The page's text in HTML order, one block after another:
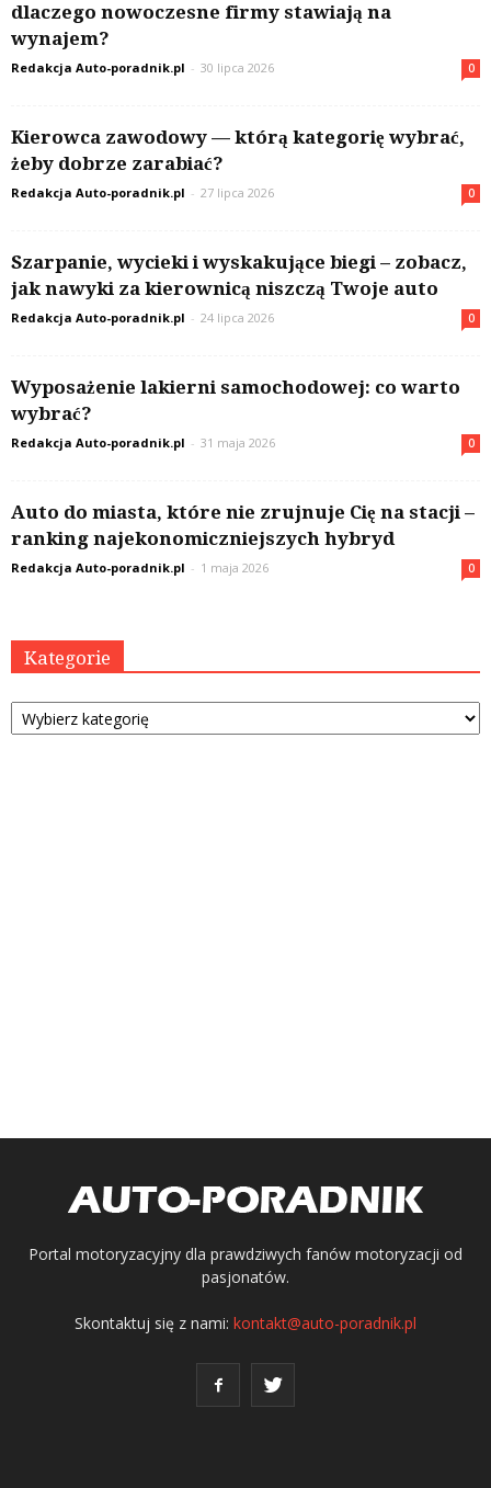
dlaczego nowoczesne firmy stawiają na
wynajem?
Redakcja Auto-poradnik.pl - 30 lipca 2026 0
Kierowca zawodowy — którą kategorię wybrać,
żeby dobrze zarabiać?
Redakcja Auto-poradnik.pl - 27 lipca 2026 0
Szarpanie, wycieki i wyskakujące biegi – zobacz,
jak nawyki za kierownicą niszczą Twoje auto
Redakcja Auto-poradnik.pl - 24 lipca 2026 0
Wyposażenie lakierni samochodowej: co warto
wybrać?
Redakcja Auto-poradnik.pl - 31 maja 2026 0
Auto do miasta, które nie zrujnuje Cię na stacji –
ranking najekonomiczniejszych hybryd
Redakcja Auto-poradnik.pl - 1 maja 2026 0
Kategorie
Kategorie
Portal motoryzacyjny dla prawdziwych fanów motoryzacji od
pasjonatów.
Skontaktuj się z nami: kontakt@auto-poradnik.pl